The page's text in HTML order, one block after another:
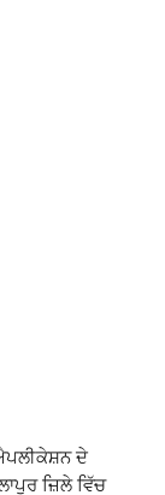
ਦੇ
ਜ਼ਿਲੇ ਵਿੱਚ